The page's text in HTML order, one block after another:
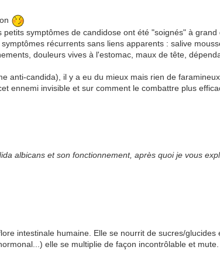
symptômes de candidose ont été "soignés" à grand
récurrents sans liens apparents : salive
douleurs vives à l'estomac, maux de tête,
anti-candida), il y a eu du mieux mais rien de faramineux.
ennemi invisible et sur comment le combattre plus
albicans et son fonctionnement, après quoi je vous
intestinale humaine. Elle se nourrit de sucres/
elle se multiplie de façon incontrôlable et